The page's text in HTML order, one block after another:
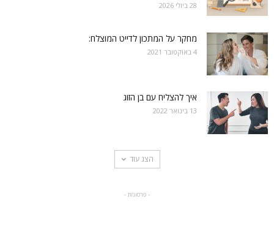
28 ביולי 2026
מחקר על המתכון לדייט המוצלח:
4 באוקטובר 2021
איך להצליח עם בן הזוג
13 בינואר 2022
הצג עוד
- פרסומת -